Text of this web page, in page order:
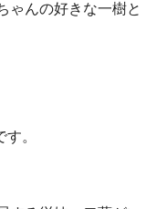
ゃんの好きな一樹と
。